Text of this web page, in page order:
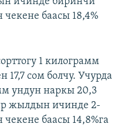
чекене баасы 18,4%
1 килограмм
17,7 сом болчу. Учурда
ундун наркы 20,3
жылдын ичинде 2-
баасы 14,8%га